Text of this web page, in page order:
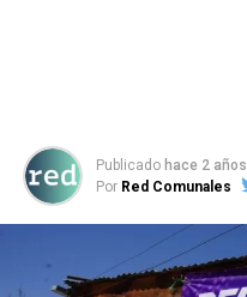
Publicado hace 2 años
Por Red Comunales